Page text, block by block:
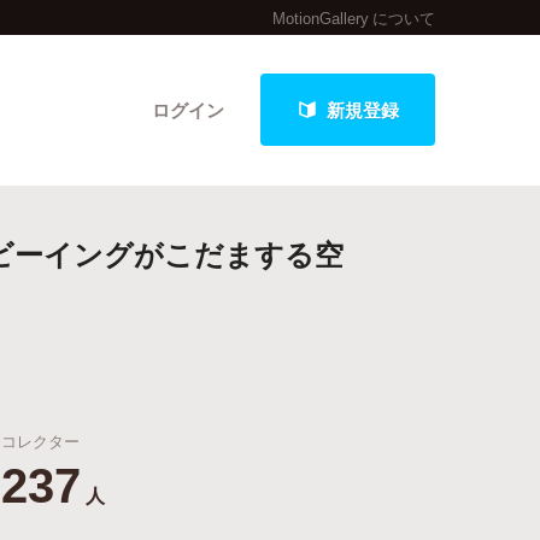
MotionGallery について
ログイン 新規登録
トーイングがこだまする空
コレクター
237 人